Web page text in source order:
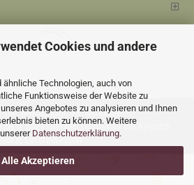
Cookies und andere
Technologien, auch von
Funktionsweise der Website zu
Angebotes zu analysieren und Ihnen
bieten zu können. Weitere
Datenschutzerklärung.
Alle Akzeptieren
inkl. MwSt., zzgl.Versandkosten
© 2025 Gambio Templates bei
Einstellungen